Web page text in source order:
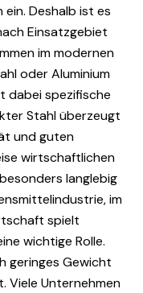
Deshalb ist es
Einsatzgebiet
im modernen
oder Aluminium
dabei spezifische
Stahl überzeugt
und guten
wirtschaftlichen
langlebig
im
spielt
wichtige Rolle.
geringes Gewicht
Viele Unternehmen